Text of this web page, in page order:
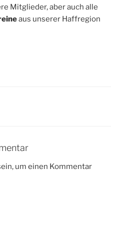
Mitglieder, aber auch alle
aus unserer Haffregion
um einen Kommentar